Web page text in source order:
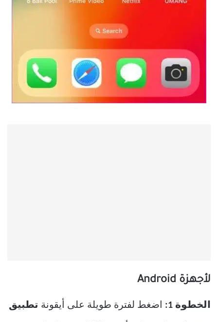
لأجهزة Android
الخطوة 1: اضغط لفترة طويلة على أيقونة تطبيق